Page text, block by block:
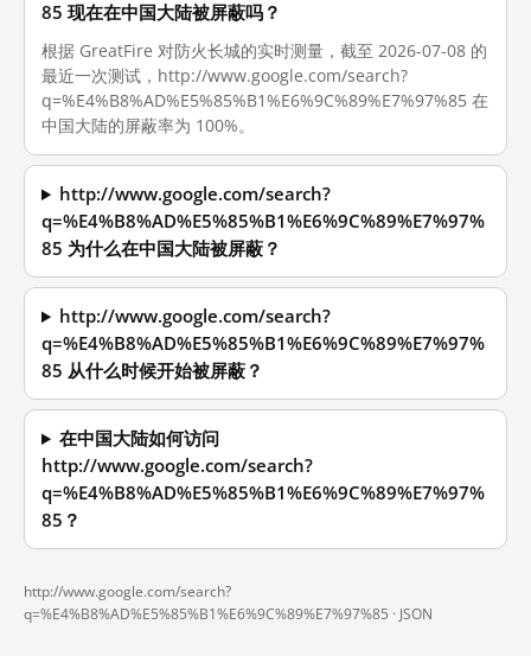
85 现在在中国大陆被屏蔽吗？
根据 GreatFire 对防火长城的实时测量，截至 2026-07-08 的
最近一次测试，http://www.google.com/search?
q=%E4%B8%AD%E5%85%B1%E6%9C%89%E7%97%85 在
中国大陆的屏蔽率为 100%。
http://www.google.com/search?
q=%E4%B8%AD%E5%85%B1%E6%9C%89%E7%97%
85 为什么在中国大陆被屏蔽？
http://www.google.com/search?
q=%E4%B8%AD%E5%85%B1%E6%9C%89%E7%97%
85 从什么时候开始被屏蔽？
在中国大陆如何访问
http://www.google.com/search?
q=%E4%B8%AD%E5%85%B1%E6%9C%89%E7%97%
85？
http://www.google.com/search?
q=%E4%B8%AD%E5%85%B1%E6%9C%89%E7%97%85 · JSON